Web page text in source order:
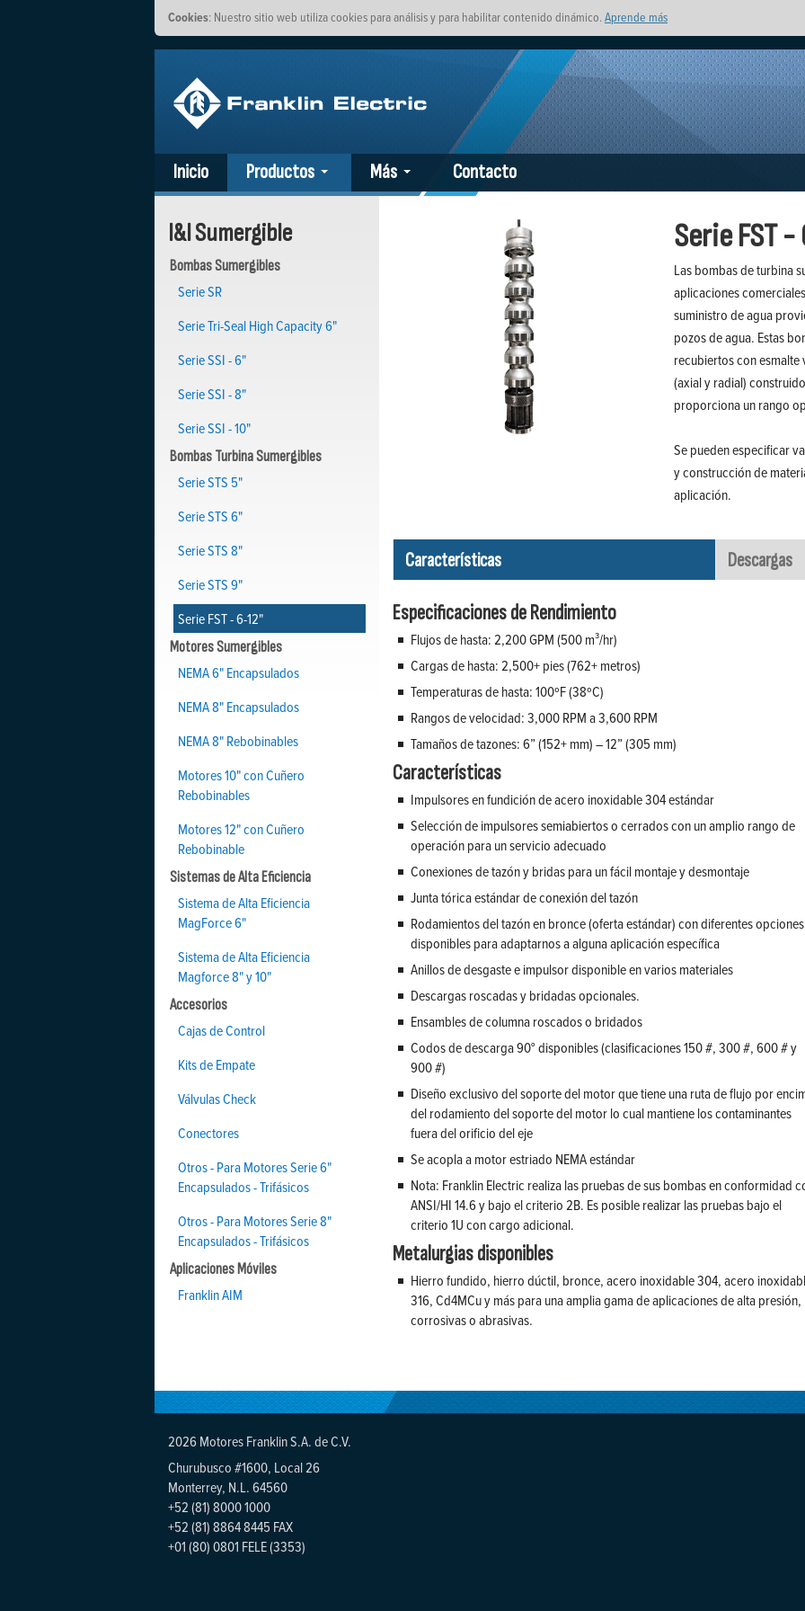
Cookies: Nuestro sitio web utiliza cookies para análisis y para habilitar contenido dinámico. Aprende más
Inicio Productos Más Contacto
Serie FST
Las bombas de turbina
aplicaciones
suministro de agua
pozos de agua. Estas
recubiertos con
(axial y radial)
proporciona un rango
Se pueden especificar
y construcción de
aplicación.
Características Descargas
Especificaciones de Rendimiento
Flujos de hasta: 2,200 GPM (500 m³/hr)
Cargas de hasta: 2,500+ pies (762+ metros)
Temperaturas de hasta: 100ºF (38ºC)
Rangos de velocidad: 3,000 RPM a 3,600 RPM
Tamaños de tazones: 6” (152+ mm) – 12” (305 mm)
Características
Impulsores en fundición de acero inoxidable 304 estándar
Selección de impulsores semiabiertos o cerrados con un amplio rango de
operación para un servicio adecuado
Conexiones de tazón y bridas para un fácil montaje y desmontaje
Junta tórica estándar de conexión del tazón
Rodamientos del tazón en bronce (oferta estándar) con diferentes opciones
disponibles para adaptarnos a alguna aplicación específica
Anillos de desgaste e impulsor disponible en varios materiales
Descargas roscadas y bridadas opcionales.
Ensambles de columna roscados o bridados
Codos de descarga 90° disponibles (clasificaciones 150 #, 300 #, 600 # y
900 #)
Diseño exclusivo del soporte del motor que tiene una ruta de flujo por
del rodamiento del soporte del motor lo cual mantiene los contaminantes
fuera del orificio del eje
Se acopla a motor estriado NEMA estándar
Nota: Franklin Electric realiza las pruebas de sus bombas en conformidad
ANSI/HI 14.6 y bajo el criterio 2B. Es posible realizar las pruebas bajo el
criterio 1U con cargo adicional.
Metalurgias disponibles
Hierro fundido, hierro dúctil, bronce, acero inoxidable 304, acero
316, Cd4MCu y más para una amplia gama de aplicaciones de alta presión,
corrosivas o abrasivas.
I&I Sumergible
Bombas Sumergibles
Serie SR
Serie Tri-Seal High Capacity 6"
Serie SSI - 6"
Serie SSI - 8"
Serie SSI - 10"
Bombas Turbina Sumergibles
Serie STS 5"
Serie STS 6"
Serie STS 8"
Serie STS 9"
Serie FST - 6-12"
Motores Sumergibles
NEMA 6" Encapsulados
NEMA 8" Encapsulados
NEMA 8" Rebobinables
Motores 10" con Cuñero
Rebobinables
Motores 12" con Cuñero
Rebobinable
Sistemas de Alta Eficiencia
Sistema de Alta Eficiencia
MagForce 6"
Sistema de Alta Eficiencia
Magforce 8" y 10"
Accesorios
Cajas de Control
Kits de Empate
Válvulas Check
Conectores
Otros - Para Motores Serie 6"
Encapsulados - Trifásicos
Otros - Para Motores Serie 8"
Encapsulados - Trifásicos
Aplicaciones Móviles
Franklin AIM
2026 Motores Franklin S.A. de C.V.
Churubusco #1600, Local 26
Monterrey, N.L. 64560
+52 (81) 8000 1000
+52 (81) 8864 8445 FAX
+01 (80) 0801 FELE (3353)